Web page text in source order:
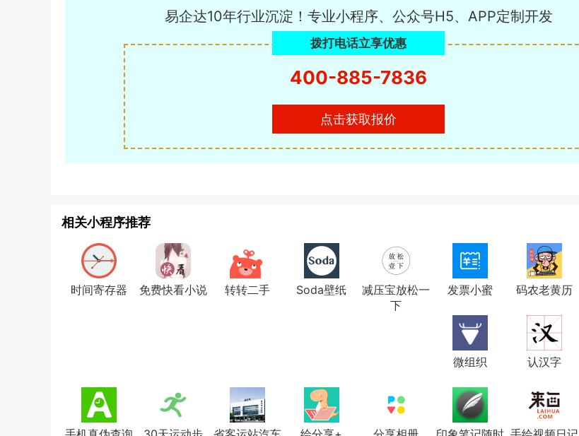
易企达10年行业沉淀！专业小程序、公众号H5、APP定制开发
拨打电话立享优惠
400-885-7836
点击获取报价
相关小程序推荐
时间寄存器 免费快看小说 转转二手 Soda壁纸
减压宝放松一
下
发票小蜜 码农老黄历
微组织 认汉字